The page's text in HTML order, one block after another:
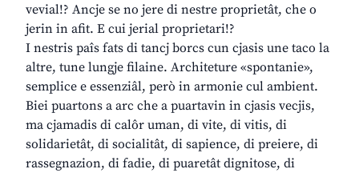
vevial!? Ancje se no jere di nestre proprietât, che o
jerin in afit. E cui jerial proprietari!?
I nestris paîs fats di tancj borcs cun cjasis une taco la
altre, tune lungje filaine. Architeture «spontanie»,
semplice e essenziâl, però in armonie cul ambient.
Biei puartons a arc che a puartavin in cjasis vecjis,
ma cjamadis di calôr uman, di vite, di vitis, di
solidarietât, di socialitât, di sapience, di preiere, di
rassegnazion, di fadie, di puaretât dignitose, di